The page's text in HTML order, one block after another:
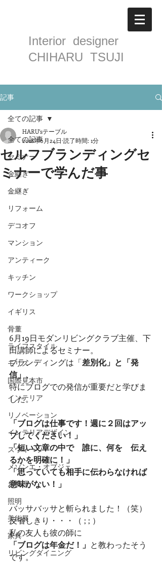
Interior designer
CHIHARU TSUJI
記事
全ての記事
セミナー
金継ぎ
金継ぎ
リフォーム
デコオフ
マンション
アンティーク
キッチン
ワークショップ
イギリス
骨董
ライフスタイル
モリス
国際見本市
インテリア
リノベーション
インテリアデザイン
スウィーツ
メゾンエ・オブジェ
お料理
照明
美術展
家具
リビングダイニング
全ての記事
セルフブランディングセ
ミナーで学んだ事
HARU’sテーブル
2018年6月24日 読了時間: 1分
6月19日モダンリビングクラブ主催、下
田講師によるセミナー。
ブランディングは「差別化」と「発
信」、
特にブログでの発信が重要だと学びま
した。
「ブログは仕事です！週に２回はアッ
プしてください！」
「短い文章の中で　誰に、何を　伝え
るかを明確に！」
「思っていても相手に伝わらなければ
意味がない！」
バッサバッサと斬られました！（笑）
反省しきり・・・（ ; ; ）
私の友人も彼の師に
「ブログは年金だ！」 と教わったそう
です。